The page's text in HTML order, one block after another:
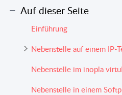
Auf dieser Seite
Einführung
Nebenstelle auf einem IP-
Nebenstelle im inopla
Nebenstelle in einem